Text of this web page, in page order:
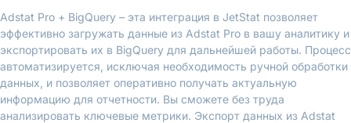
Adstat Pro + BigQuery – эта интеграция в JetStat позволяет
эффективно загружать данные из Adstat Pro в вашу аналитику и
экспортировать их в BigQuery для дальнейшей работы. Процесс
автоматизируется, исключая необходимость ручной обработки
данных, и позволяет оперативно получать актуальную
информацию для отчетности. Вы сможете без труда
анализировать ключевые метрики. Экспорт данных из Adstat